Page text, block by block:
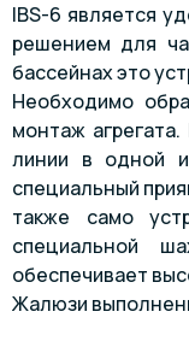
IBS-6 является
решением для
бассейнах это
Необходимо
монтаж
линии в одной
специальный
также само
специальной
обеспечивает
Жалюзи